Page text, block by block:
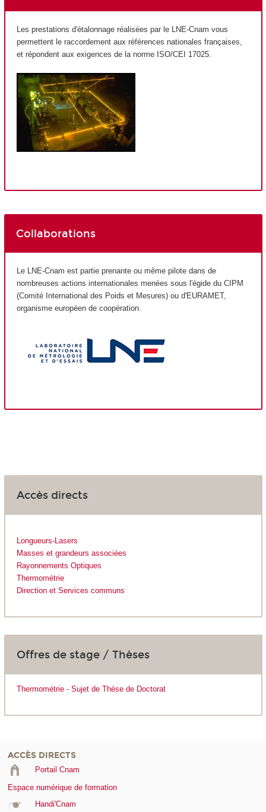
Les prestations d'étalonnage réalisées par le LNE-Cnam vous
permettent le raccordement aux références nationales françaises,
et répondent aux exigences de la norme ISO/CEI 17025.
Collaborations
Le LNE-Cnam est partie prenante ou même pilote dans de
nombreuses actions internationales menées sous l'égide du CIPM
(Comité International des Poids et Mesures) ou d'EURAMET,
organisme européen de coopération.
Accès directs
Longueurs-Lasers
Masses et grandeurs associées
Rayonnements Optiques
Thermométrie
Direction et Services communs
Offres de stage / Thèses
Thermométrie - Sujet de Thèse de Doctorat
ACCÈS DIRECTS
Portail Cnam
Espace numérique de formation
Handi'Cnam